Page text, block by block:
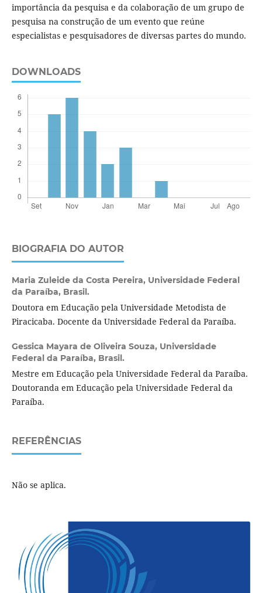
importância da pesquisa e da colaboração de um grupo de
pesquisa na construção de um evento que reúne
especialistas e pesquisadores de diversas partes do mundo.
DOWNLOADS
BIOGRAFIA DO AUTOR
Maria Zuleide da Costa Pereira, Universidade Federal
da Paraíba, Brasil.
Doutora em Educação pela Universidade Metodista de
Piracicaba. Docente da Universidade Federal da Paraíba.
Gessica Mayara de Oliveira Souza, Universidade
Federal da Paraíba, Brasil.
Mestre em Educação pela Universidade Federal da Paraíba.
Doutoranda em Educação pela Universidade Federal da
Paraíba.
REFERÊNCIAS
Não se aplica.